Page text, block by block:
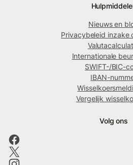
Nieuws en
Privacybeleid inzake
Internationale
SWIFT-/BIC-
IBAN-
Vergelijk
Volg ons